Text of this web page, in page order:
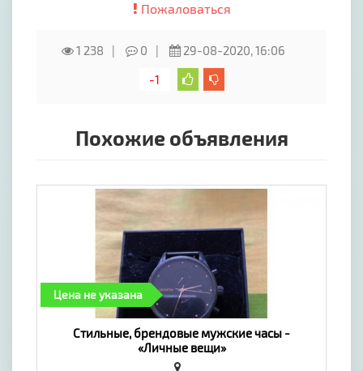
Пожаловаться
1 238 0
29-08-2020, 16:06
-1
Похожие объявления
Цена не указана
Стильные, брендовые мужские часы -
«Личные вещи»